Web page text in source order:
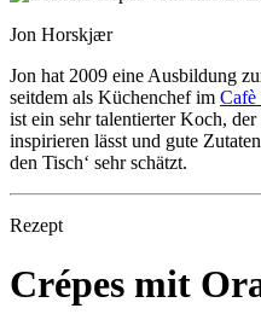
Jon Horskjær
Jon hat 2009 eine Ausbildung
seitdem als Küchenchef im Cafè
ist ein sehr talentierter Koch,
inspirieren lässt und gute
den Tisch‘ sehr schätzt.
Rezept
Crépes mit